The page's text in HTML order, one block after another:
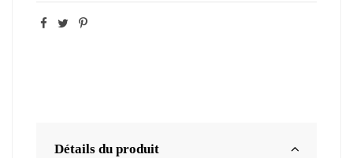
Détails du produit